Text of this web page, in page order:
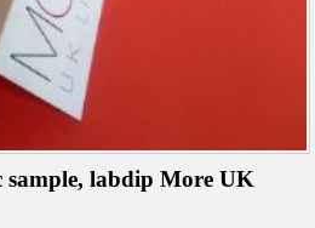
sample, labdip More UK